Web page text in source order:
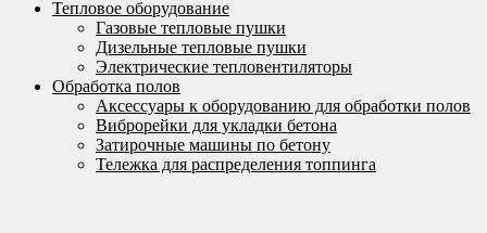
Тепловое оборудование
Газовые тепловые пушки
Дизельные тепловые пушки
Электрические тепловентиляторы
Обработка полов
Аксессуары к оборудованию для обработки полов
Виброрейки для укладки бетона
Затирочные машины по бетону
Тележка для распределения топпинга